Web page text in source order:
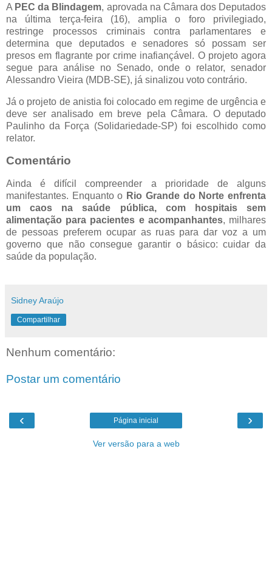
A PEC da Blindagem, aprovada na Câmara dos Deputados
na última terça-feira (16), amplia o foro privilegiado,
restringe processos criminais contra parlamentares e
determina que deputados e senadores só possam ser
presos em flagrante por crime inafiançável. O projeto agora
segue para análise no Senado, onde o relator, senador
Alessandro Vieira (MDB-SE), já sinalizou voto contrário.
Já o projeto de anistia foi colocado em regime de urgência e
deve ser analisado em breve pela Câmara. O deputado
Paulinho da Força (Solidariedade-SP) foi escolhido como
relator.
Comentário
Ainda é difícil compreender a prioridade de alguns
manifestantes. Enquanto o Rio Grande do Norte enfrenta
um caos na saúde pública, com hospitais sem
alimentação para pacientes e acompanhantes, milhares
de pessoas preferem ocupar as ruas para dar voz a um
governo que não consegue garantir o básico: cuidar da
saúde da população.
Sidney Araújo
Compartilhar
Nenhum comentário:
Postar um comentário
‹ ›
Página inicial
Ver versão para a web